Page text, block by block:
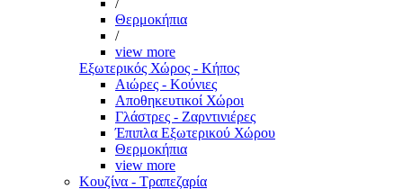
/
Θερμοκήπια
/
view more
Εξωτερικός Χώρος - Κήπος
Αιώρες - Κούνιες
Αποθηκευτικοί Χώροι
Γλάστρες - Ζαρντινιέρες
Έπιπλα Εξωτερικού Χώρου
Θερμοκήπια
view more
Κουζίνα - Τραπεζαρία